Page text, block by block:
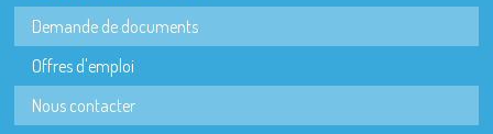
Demande de documents
Offres d'emploi
Nous contacter